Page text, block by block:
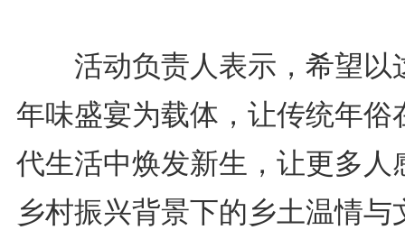
活动负责人表示，希望以
年味盛宴为载体，让传统年俗
代生活中焕发新生，让更多人
乡村振兴背景下的乡土温情与